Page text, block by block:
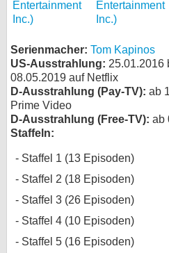
Serienmacher: Tom Kapinos
US-Ausstrahlung: 25.01.2016
08.05.2019 auf Netflix
D-Ausstrahlung (Pay-TV): ab
Prime Video
D-Ausstrahlung (Free-TV): ab
Staffeln:
Staffel 1 (13 Episoden)
Staffel 2 (18 Episoden)
Staffel 3 (26 Episoden)
Staffel 4 (10 Episoden)
Staffel 5 (16 Episoden)